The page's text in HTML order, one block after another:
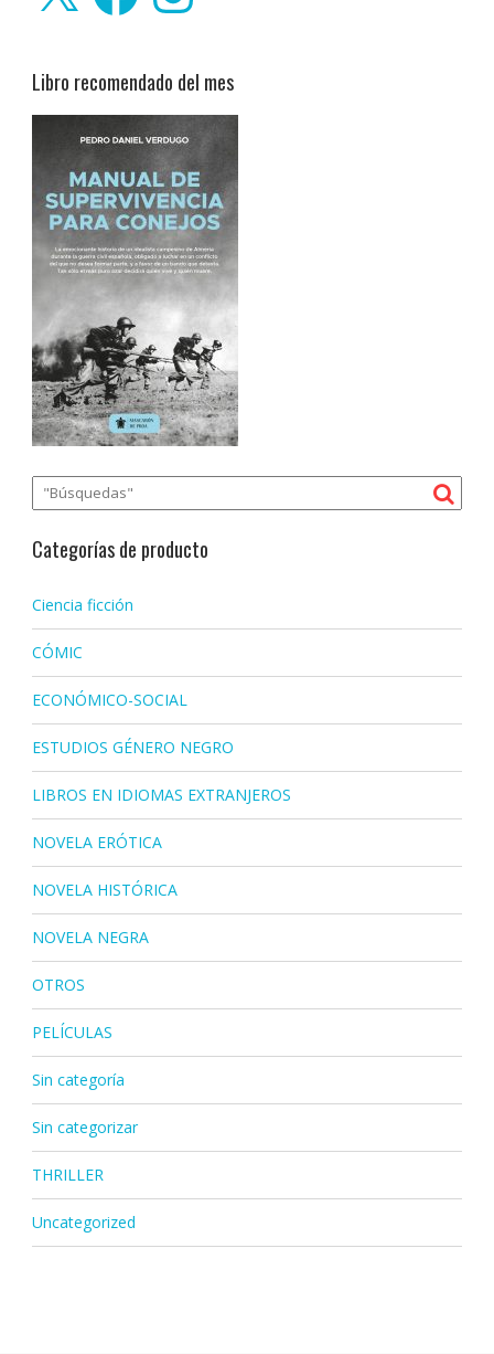
Libro recomendado del mes
Categorías de producto
Ciencia ficción
CÓMIC
ECONÓMICO-SOCIAL
ESTUDIOS GÉNERO NEGRO
LIBROS EN IDIOMAS EXTRANJEROS
NOVELA ERÓTICA
NOVELA HISTÓRICA
NOVELA NEGRA
OTROS
PELÍCULAS
Sin categoría
Sin categorizar
THRILLER
Uncategorized